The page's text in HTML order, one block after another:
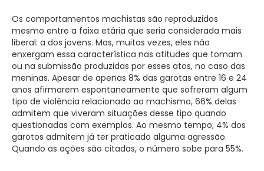
Os comportamentos machistas são reproduzidos
mesmo entre a faixa etária que seria considerada mais
liberal: a dos jovens. Mas, muitas vezes, eles não
enxergam essa característica nas atitudes que tomam
ou na submissão produzidas por esses atos, no caso das
meninas. Apesar de apenas 8% das garotas entre 16 e 24
anos afirmarem espontaneamente que sofreram algum
tipo de violência relacionada ao machismo, 66% delas
admitem que viveram situações desse tipo quando
questionadas com exemplos. Ao mesmo tempo, 4% dos
garotos admitem já ter praticado alguma agressão.
Quando as ações são citadas, o número sobe para 55%.